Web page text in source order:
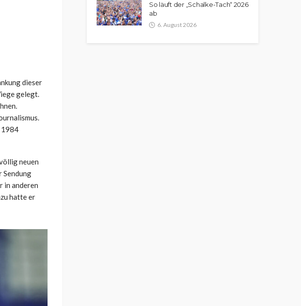
dieser
gelegt.
1984
neuen
Sendung
in anderen
hatte er
So läuft der „Schalke-Tach“ 2026
ab
6. August 2026